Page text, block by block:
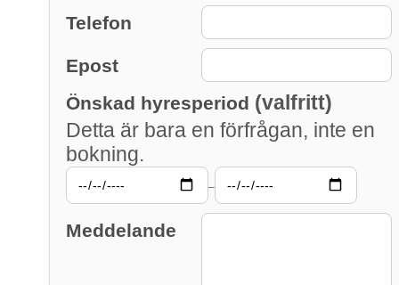
Telefon
Epost
Önskad hyresperiod (valfritt)
Detta är bara en förfrågan, inte en
bokning.
–
Meddelande